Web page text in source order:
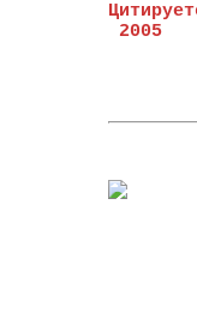
2005